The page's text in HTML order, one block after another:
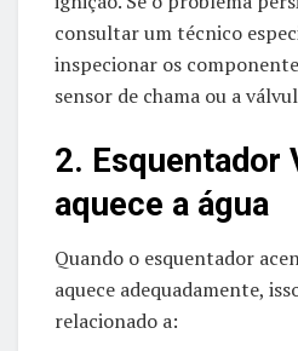
consultar um técnico
inspecionar os
sensor de chama ou a
2. Esquentador
aquece a água
Quando o esquentador
aquece adequadamente,
relacionado a: